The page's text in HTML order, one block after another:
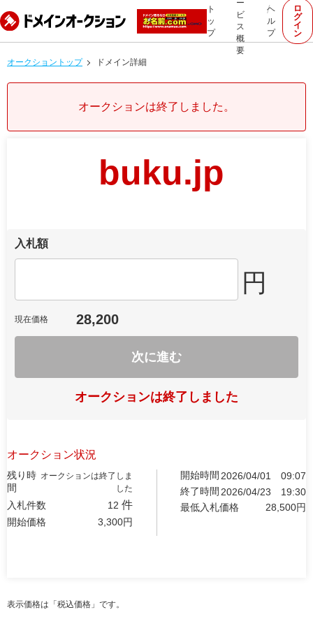
ト
ッ
プ
ー
ビ
ス
概
要
ヘ
ル
プ
ロ
グ
イ
ン
オークショントップ ドメイン詳細
オークションは終了しました。
buku.jp
入札額
円
現在価格 28,200
次に進む
オークションは終了しました
オークション状況
残り時
間
オークションは終了しま
した
入札件数 12 件
開始価格 3,300円
開始時間 2026/04/01
09:07
終了時間 2026/04/23
19:30
最低入札価格
28,500円
表示価格は「税込価格」です。